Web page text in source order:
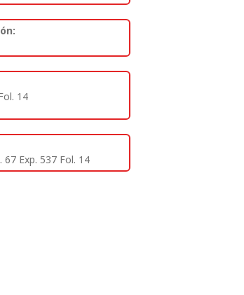
14
67 Exp. 537 Fol. 14